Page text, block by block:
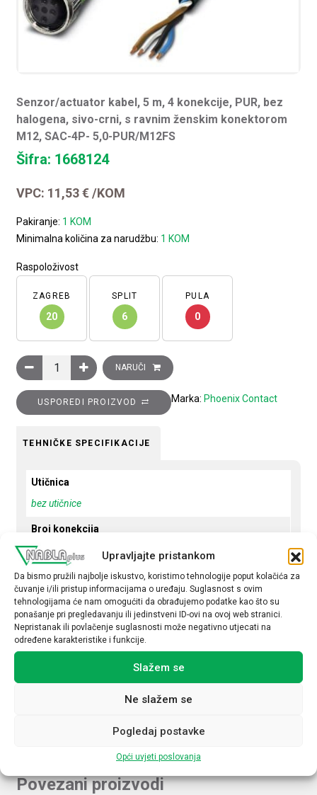
Upravljajte pristankom
Da bismo pružili najbolje iskustvo, koristimo tehnologije poput kolačića za
čuvanje i/ili pristup informacijama o uređaju. Suglasnost s ovim
tehnologijama će nam omogućiti da obrađujemo podatke kao što su
ponašanje pri pregledavanju ili jedinstveni ID-ovi na ovoj web stranici.
Nepristanak ili povlačenje suglasnosti može negativno utjecati na
određene karakteristike i funkcije.
Slažem se
Ne slažem se
Pogledaj postavke
Opći uvjeti poslovanja
Senzor/actuator kabel, 5 m, 4 konekcije, PUR, bez
halogena, sivo-crni, s ravnim ženskim konektorom
M12, SAC-4P- 5,0-PUR/M12FS
Šifra: 1668124
VPC: 11,53€ /KOM
Pakiranje: 1 KOM
Minimalna količina za narudžbu: 1 KOM
Raspoloživost
ZAGREB
20
SPLIT
6
PULA
0
Senzor/actuator kabel, 5 m, 4 konekcije, PUR, bez
NARUČI
USPOREDI PROIZVOD Marka: Phoenix Contact
TEHNIČKE SPECIFIKACIJE
Utičnica
bez utičnice
Broj konekcija
4
Oblik konekcije
Ravni
Tip
Ženski
Povezani proizvodi